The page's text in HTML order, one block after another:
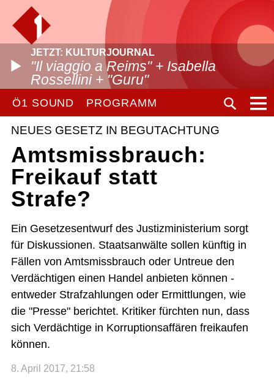
JETZT: KULTURJOURNAL
"Il viaggio a Reims" + Isabella
Rossellini + "Guru"
Ö1 SOUND PROGRAMM
NEUES GESETZ IN BEGUTACHTUNG
Amtsmissbrauch:
Freikauf statt
Strafe?
Ein Gesetzesentwurf des Justizministerium sorgt
für Diskussionen. Staatsanwälte sollen künftig in
Fällen von Amtsmissbrauch oder Untreue den
Verdächtigen einen Handel anbieten können -
entweder Strafzahlungen oder Ermittlungen, wie
die "Presse" berichtet. Kritiker fürchten nun, dass
sich Verdächtige in Korruptionsaffären freikaufen
können.
8. April 2017, 21:58